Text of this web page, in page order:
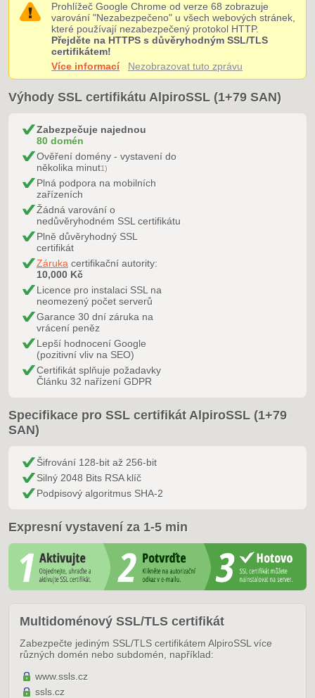
Prohlížeč Google Chrome od verze 68 zobrazuje
varování "Nezabezpečeno" u všech webových stránek,
které používají nezabezpečený protokol HTTP.
Přejděte na HTTPS s důvěryhodným SSL/TLS
certifikátem!
Více informací
Nezobrazovat tuto zprávu
Výhody SSL certifikátu AlpiroSSL (1+79 SAN)
Zabezpečuje najednou
80 domén
Ověření domény - vystavení do
několika minut1)
Plná podpora na mobilních
zařízeních
Žádná varování o
nedůvěryhodném SSL certifikátu
Plně důvěryhodný SSL
certifikát
Záruka certifikační autority:
10,000 Kč
Licence pro instalaci SSL na
neomezený počet serverů
Garance 30 dní záruka na
vrácení peněz
Lepší hodnocení Google
(pozitivní vliv na SEO)
Certifikát splňuje požadavky
Článku 32 nařízení GDPR
Specifikace pro SSL certifikát AlpiroSSL (1+79
SAN)
Šifrování 128-bit až 256-bit
Silný 2048 Bits RSA klíč
Podpisový algoritmus SHA-2
Expresní vystavení za 1-5 min
Multidoménový SSL/TLS certifikát
Zabezpečte jediným SSL/TLS certifikátem AlpiroSSL více
různých domén nebo subdomén, například:
www.ssls.cz
ssls.cz